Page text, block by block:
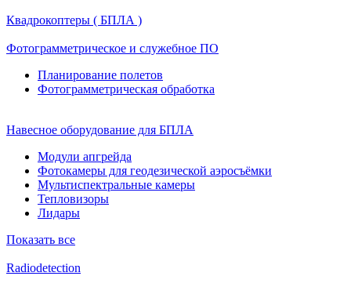
Квадрокоптеры ( БПЛА )
Фотограмметрическое и служебное ПО
Планирование полетов
Фотограмметрическая обработка
Навесное оборудование для БПЛА
Модули апгрейда
Фотокамеры для геодезической аэросъёмки
Мультиспектральные камеры
Тепловизоры
Лидары
Показать все
Radiodetection